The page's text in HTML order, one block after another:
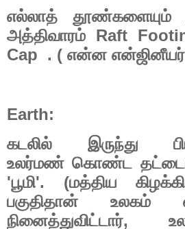
எல்லாத் தூண்களையும்
அத்திவாரம் Raft
Cap . ( என்ன என்ஜினீயர்
Earth:
கடலில் இருந்து
உலர்மண் கொண்ட
'பூமி'. (மத்திய
பகுதிதான்
உலகம்
நினைத்துவிட்டார்,